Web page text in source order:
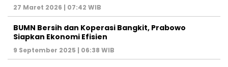
27 Maret 2026 | 07:42 WIB
BUMN Bersih dan Koperasi Bangkit, Prabowo
Siapkan Ekonomi Efisien
9 September 2025 | 06:38 WIB